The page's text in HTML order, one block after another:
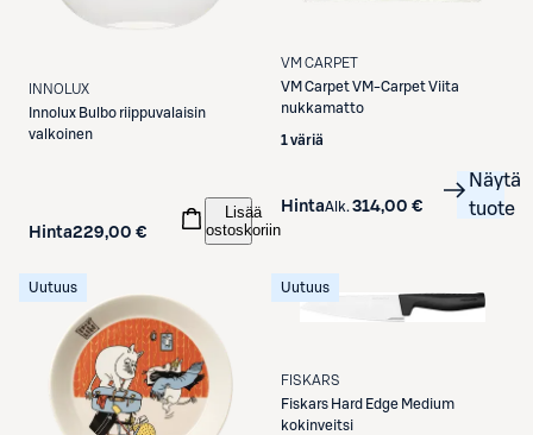
INNOLUX
Innolux Bulbo riippuvalaisin
valkoinen
Hinta229,00 €
Lisää
ostoskoriin
VM CARPET
VM CarpetVM-Carpet Viita
nukkamatto
1 väriä
HintaAlk. 314,00 €
Näytä
tuote
Uutuus Uutuus
FISKARS
Fiskars Hard Edge Medium
kokinveitsi